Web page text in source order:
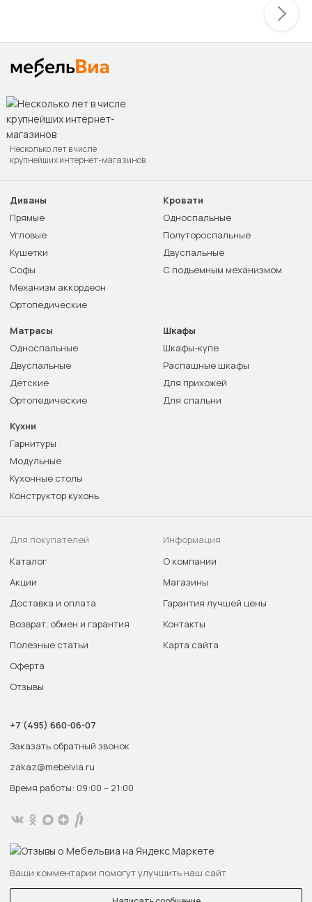
Несколько лет в числе
крупнейших интернет-магазинов
Диваны
Прямые
Угловые
Кушетки
Софы
Механизм аккордеон
Ортопедические
Кровати
Односпальные
Полутороспальные
Двуспальные
С подъемным механизмом
Матрасы
Односпальные
Двуспальные
Детские
Ортопедические
Шкафы
Шкафы-купе
Распашные шкафы
Для прихожей
Для спальни
Кухни
Гарнитуры
Модульные
Кухонные столы
Конструктор кухонь
Для покупателей
Каталог
Акции
Доставка и оплата
Возврат, обмен и гарантия
Полезные статьи
Оферта
Отзывы
Информация
О компании
Магазины
Гарантия лучшей цены
Контакты
Карта сайта
+7 (495) 660-06-07
Заказать обратный звонок
zakaz@mebelvia.ru
Время работы: 09:00 – 21:00
Ваши комментарии помогут улучшить наш сайт